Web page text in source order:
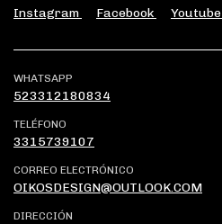
Instagram Facebook Youtube
WHATSAPP
523312180834
TELÉFONO
3315739107
CORREO ELECTRÓNICO
OIKOSDESIGN@OUTLOOK.COM
DIRECCIÓN